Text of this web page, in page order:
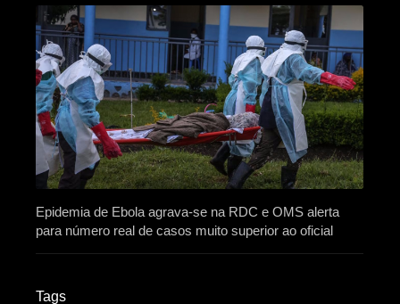
Epidemia de Ebola agrava-se na RDC e OMS alerta
para número real de casos muito superior ao oficial
Tags